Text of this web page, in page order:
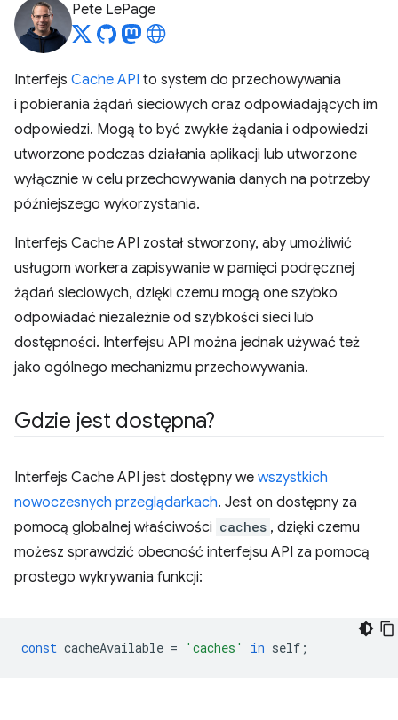
Pete LePage
Interfejs Cache API to system do przechowywania
i pobierania żądań sieciowych oraz odpowiadających im
odpowiedzi. Mogą to być zwykłe żądania i odpowiedzi
utworzone podczas działania aplikacji lub utworzone
wyłącznie w celu przechowywania danych na potrzeby
późniejszego wykorzystania.
Interfejs Cache API został stworzony, aby umożliwić
usługom workera zapisywanie w pamięci podręcznej
żądań sieciowych, dzięki czemu mogą one szybko
odpowiadać niezależnie od szybkości sieci lub
dostępności. Interfejsu API można jednak używać też
jako ogólnego mechanizmu przechowywania.
Gdzie jest dostępna?
Interfejs Cache API jest dostępny we wszystkich
nowoczesnych przeglądarkach. Jest on dostępny za
pomocą globalnej właściwości caches , dzięki czemu
możesz sprawdzić obecność interfejsu API za pomocą
prostego wykrywania funkcji:
const cacheAvailable = 'caches' in self ;